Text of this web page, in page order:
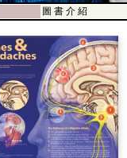
圖 書 介 紹